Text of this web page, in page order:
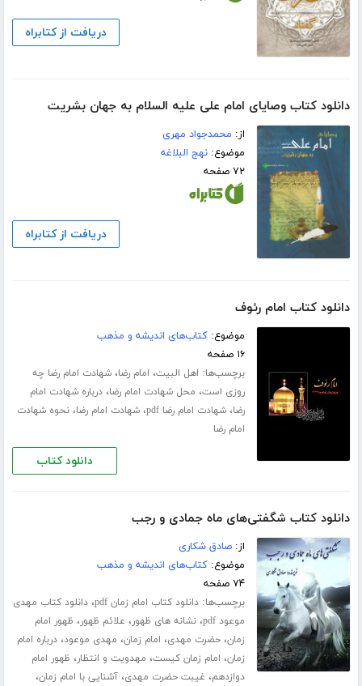
دریافت از کتابراه
دانلود کتاب وصایای امام علی علیه السلام به جهان بشریت
از: محمدجواد مهری
موضوع:نهج البلاغه
۷۲ صفحه
دریافت از کتابراه
دانلود کتاب امام رئوف
موضوع:کتاب‌های اندیشه و مذهب
۱۶ صفحه
برچسب‌ها: اهل البیت، امام رضا،شهادت امام رضا چه
روزی است، محل شهادت امام رضا،درباره شهادت امام
رضا،شهادت امام رضا pdf ،شهادت امام رضا،نحوه شهادت
امام رضا
دانلود کتاب
دانلود کتاب شگفتی‌های ماه جمادی و رجب
از:صادق شکاری
موضوع:کتاب‌های اندیشه و مذهب
۷۴ صفحه
برچسب‌ها:دانلود کتاب امام زمان pdf ،دانلود کتاب مهدی
موعود pdf
،نشانه های ظهور، علائم ظهور، ظهور امام
زمان،حضرت مهدی، امام زمان، مهدی موعود،درباره امام
زمان، امام زمان کیست، مهدویت و انتظار، ظهور امام
دوازدهم، غیبت حضرت مهدی،آشنایی با امام زمان،